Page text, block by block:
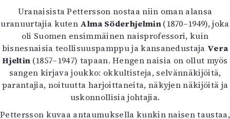
Uranaisista Pettersson nostaa niin oman alansa
uranuurtajia kuten Alma Söderhjelmin(1870–1949), joka
oli Suomen ensimmäinen naisprofessori, kuin
bisnesnaisia teollisuuspamppu ja kansanedustaja Vera
Hjeltin (1857–1947) tapaan. Hengen naisia on ollut myös
sangen kirjava joukko: okkultisteja, selvännäkijöitä,
parantajia, noituutta harjoittaneita, näkyjen näkijöitä ja
uskonnollisia johtajia.
Pettersson kuvaa antaumuksella kunkin naisen taustaa,